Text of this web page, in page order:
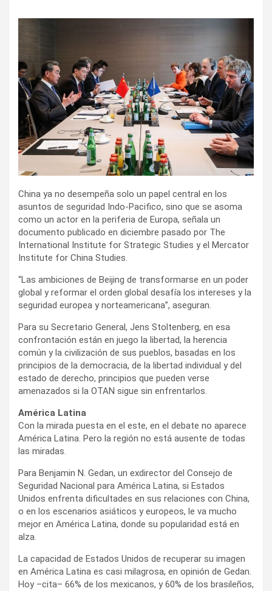
China ya no desempeña solo un papel central en los
asuntos de seguridad Indo-Pacifico, sino que se asoma
como un actor en la periferia de Europa, señala un
documento publicado en diciembre pasado por The
International Institute for Strategic Studies y el Mercator
Institute for China Studies.
“Las ambiciones de Beijing de transformarse en un poder
global y reformar el orden global desafía los intereses y la
seguridad europea y norteamericana”, aseguran.
Para su Secretario General, Jens Stoltenberg, en esa
confrontación están en juego la libertad, la herencia
común y la civilización de sus pueblos, basadas en los
principios de la democracia, de la libertad individual y del
estado de derecho, principios que pueden verse
amenazados si la OTAN sigue sin enfrentarlos.
América Latina
Con la mirada puesta en el este, en el debate no aparece
América Latina. Pero la región no está ausente de todas
las miradas.
Para Benjamin N. Gedan, un exdirector del Consejo de
Seguridad Nacional para América Latina, si Estados
Unidos enfrenta dificultades en sus relaciones con China,
o en los escenarios asiáticos y europeos, le va mucho
mejor en América Latina, donde su popularidad está en
alza.
La capacidad de Estados Unidos de recuperar su imagen
en América Latina es casi milagrosa, en opinión de Gedan.
Hoy –cita– 66% de los mexicanos, y 60% de los brasileños,